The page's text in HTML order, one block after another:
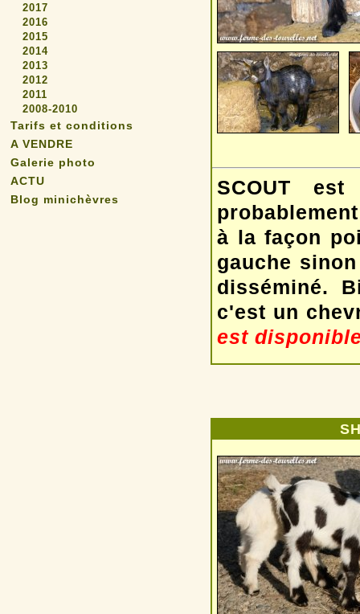
2017
2016
2015
2014
2013
2012
2011
2008-2010
Tarifs et conditions
A VENDRE
Galerie photo
ACTU
Blog minichèvres
SCOUT
à la façon
gauche
disséminé.
c'est un
est